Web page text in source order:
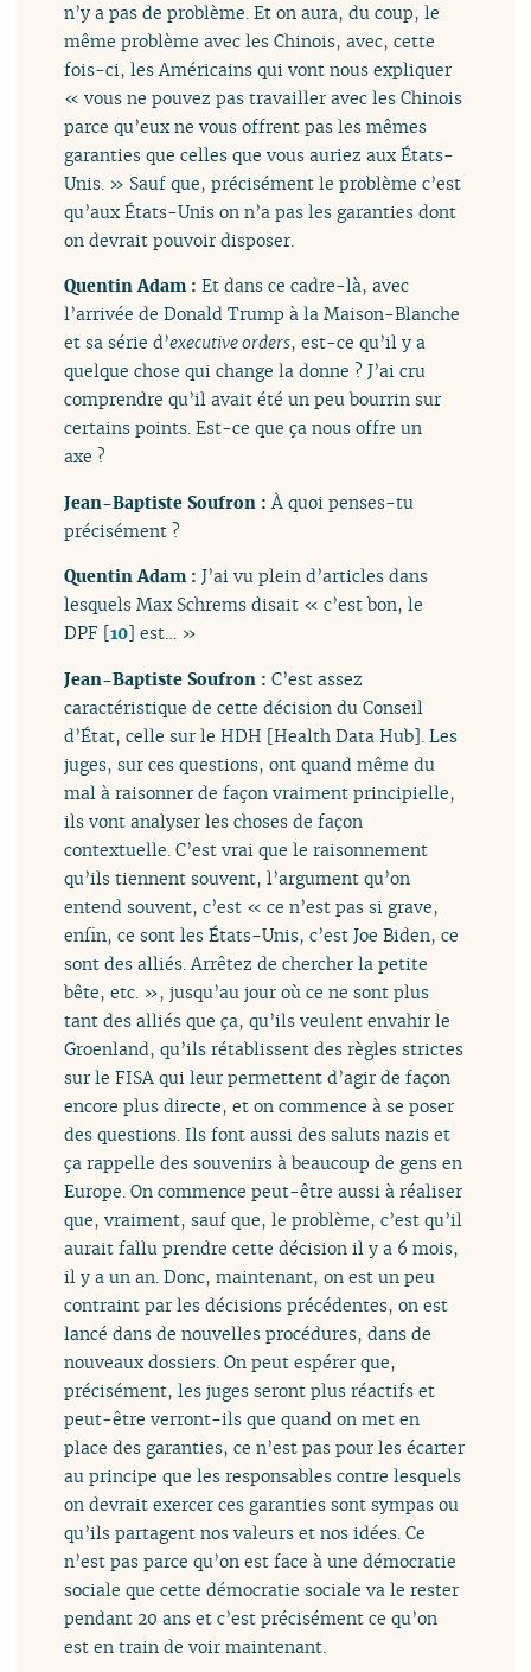
n’y a pas de problème. Et on aura, du coup, le
même problème avec les Chinois, avec, cette
fois-ci, les Américains qui vont nous expliquer
« vous ne pouvez pas travailler avec les Chinois
parce qu’eux ne vous offrent pas les mêmes
garanties que celles que vous auriez aux États-
Unis. » Sauf que, précisément le problème c’est
qu’aux États-Unis on n’a pas les garanties dont
on devrait pouvoir disposer.
Quentin Adam :Et dans ce cadre-là, avec
l’arrivée de Donald Trump à la Maison-Blanche
et sa série d’executive orders, est-ce qu’il y a
quelque chose qui change la donne ? J’ai cru
comprendre qu’il avait été un peu bourrin sur
certains points. Est-ce que ça nous offre un
axe ?
Jean-Baptiste Soufron :À quoi penses-tu
précisément ?
Quentin Adam :J’ai vu plein d’articles dans
lesquels Max Schrems disait « c’est bon, le
DPF [10] est… »
Jean-Baptiste Soufron :C’est assez
caractéristique de cette décision du Conseil
d’État, celle sur le HDH [Health Data Hub]. Les
juges, sur ces questions, ont quand même du
mal à raisonner de façon vraiment principielle,
ils vont analyser les choses de façon
contextuelle. C’est vrai que le raisonnement
qu’ils tiennent souvent, l’argument qu’on
entend souvent, c’est « ce n’est pas si grave,
enfin, ce sont les États-Unis, c’est Joe Biden, ce
sont des alliés. Arrêtez de chercher la petite
bête, etc. », jusqu’au jour où ce ne sont plus
tant des alliés que ça, qu’ils veulent envahir le
Groenland, qu’ils rétablissent des règles strictes
sur le FISA qui leur permettent d’agir de façon
encore plus directe, et on commence à se poser
des questions. Ils font aussi des saluts nazis et
ça rappelle des souvenirs à beaucoup de gens en
Europe. On commence peut-être aussi à réaliser
que, vraiment, sauf que, le problème, c’est qu’il
aurait fallu prendre cette décision il y a 6 mois,
il y a un an. Donc, maintenant, on est un peu
contraint par les décisions précédentes, on est
lancé dans de nouvelles procédures, dans de
nouveaux dossiers. On peut espérer que,
précisément, les juges seront plus réactifs et
peut-être verront-ils que quand on met en
place des garanties, ce n’est pas pour les écarter
au principe que les responsables contre lesquels
on devrait exercer ces garanties sont sympas ou
qu’ils partagent nos valeurs et nos idées. Ce
n’est pas parce qu’on est face à une démocratie
sociale que cette démocratie sociale va le rester
pendant 20 ans et c’est précisément ce qu’on
est en train de voir maintenant.